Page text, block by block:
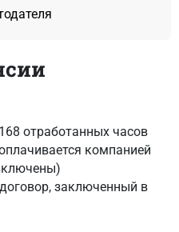
отработанных часов
компанией
заключенный в